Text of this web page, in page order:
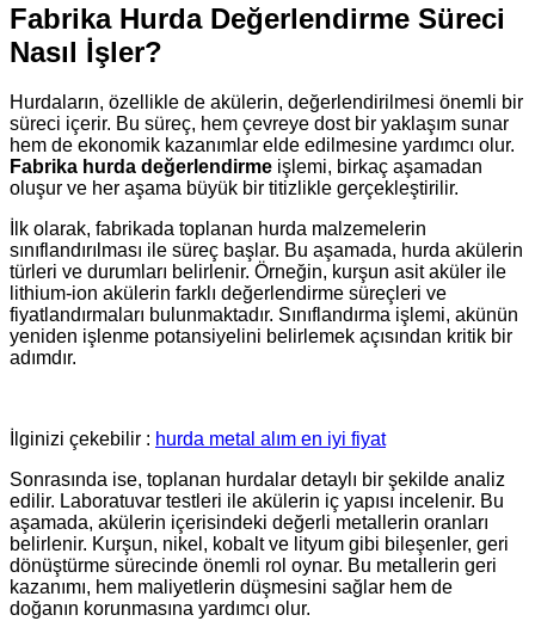
Fabrika Hurda Değerlendirme Süreci
Nasıl İşler?
Hurdaların, özellikle de akülerin, değerlendirilmesi önemli bir
süreci içerir. Bu süreç, hem çevreye dost bir yaklaşım sunar
hem de ekonomik kazanımlar elde edilmesine yardımcı olur.
Fabrika hurda değerlendirme işlemi, birkaç aşamadan
oluşur ve her aşama büyük bir titizlikle gerçekleştirilir.
İlk olarak, fabrikada toplanan hurda malzemelerin
sınıflandırılması ile süreç başlar. Bu aşamada, hurda akülerin
türleri ve durumları belirlenir. Örneğin, kurşun asit aküler ile
lithium-ion akülerin farklı değerlendirme süreçleri ve
fiyatlandırmaları bulunmaktadır. Sınıflandırma işlemi, akünün
yeniden işlenme potansiyelini belirlemek açısından kritik bir
adımdır.
İlginizi çekebilir : hurda metal alım en iyi fiyat
Sonrasında ise, toplanan hurdalar detaylı bir şekilde analiz
edilir. Laboratuvar testleri ile akülerin iç yapısı incelenir. Bu
aşamada, akülerin içerisindeki değerli metallerin oranları
belirlenir. Kurşun, nikel, kobalt ve lityum gibi bileşenler, geri
dönüştürme sürecinde önemli rol oynar. Bu metallerin geri
kazanımı, hem maliyetlerin düşmesini sağlar hem de
doğanın korunmasına yardımcı olur.